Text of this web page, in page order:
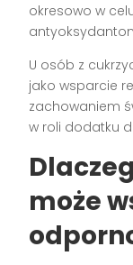
okresowo w
U osób z
jako wsparcie
zachowaniem
w roli dodatku
może